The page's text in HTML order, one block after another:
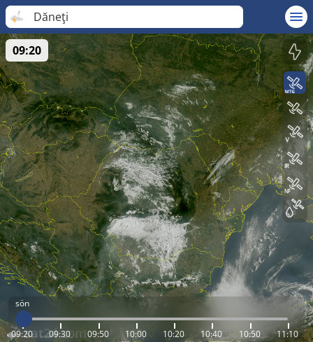
Dăneţi
sön
09:20 09:30 09:50 10:00 10:20 10:40 10:50 11:10
09:20